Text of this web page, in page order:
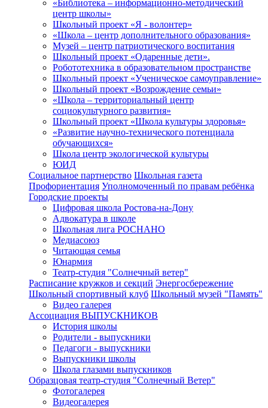
«Библиотека – информационно-методический
центр школы»
Школьный проект «Я - волонтер»
«Школа – центр дополнительного образования»
Музей – центр патриотического воспитания
Школьный проект «Одаренные дети».
Робототехника в образовательном пространстве
Школьный проект «Ученическое самоуправление»
Школьный проект «Возрождение семьи»
«Школа – территориальный центр
социокультурного развития»
Школьный проект «Школа культуры здоровья»
«Развитие научно-технического потенциала
обучающихся»
Школа центр экологической культуры
ЮИД
Социальное партнерство Школьная газета
Профориентация Уполномоченный по правам ребёнка
Городские проекты
Цифровая школа Ростова-на-Дону
Адвокатура в школе
Школьная лига РОСНАНО
Медиасоюз
Читающая семья
Юнармия
Театр-студия "Солнечный ветер"
Расписание кружков и секций Энергосбережение
Школьный спортивный клуб Школьный музей "Память"
Видео галерея
Ассоциация ВЫПУСКНИКОВ
История школы
Родители - выпускники
Педагоги - выпускники
Выпускники школы
Школа глазами выпускников
Образцовая театр-студия "Солнечный Ветер"
Фотогалерея
Видеогалерея